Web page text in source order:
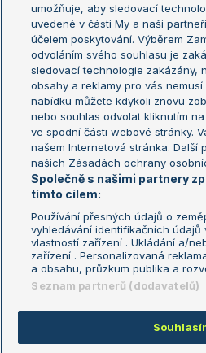
Sázkařský žebříček
US
Turnaj
Turnaj
Aktualní trendy
Fotbalové přestupy
Livesport Daily
LS Prague Open
Podmínky užití
GDPR a žurnalistika
Kontakt
údajů
Copyright © 2008-2026 TenisPortal.cz.
umožňuje, aby sledovací
uvedené v části My a naši
účelem poskytování. Výběrem
odvoláním svého souhlasu je
sledovací technologie zakázány,
obsahy a reklamy pro vás
nabídku můžete kdykoli znovu
nebo souhlas odvolat kliknutím
ve spodní části webové stránky.
našem Internetová stránka. Další
našich Zásadách ochrany
Společně s našimi partnery
tímto cílem:
Používání přesných údajů o
vyhledávání identifikačních
vlastností zařízení . Ukládání a/
zařízení . Personalizovaná
a obsahu, průzkum publika a
Seznam partnerů (dodavatelů)